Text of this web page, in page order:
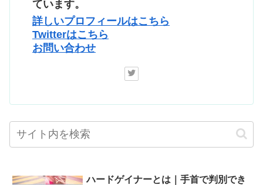
ています。
詳しいプロフィールはこちら
Twitterはこちら
お問い合わせ
ハードゲイナーとは｜手首で判別でき